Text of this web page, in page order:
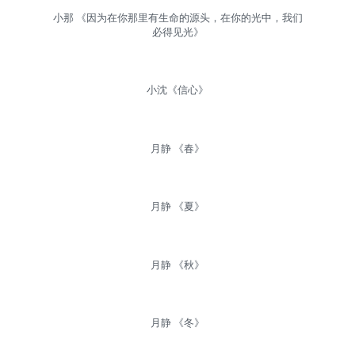
小那 《因为在你那里有生命的源头，在你的光中，我们
必得见光》
小沈《信心》
月静 《春》
月静 《夏》
月静 《秋》
月静 《冬》